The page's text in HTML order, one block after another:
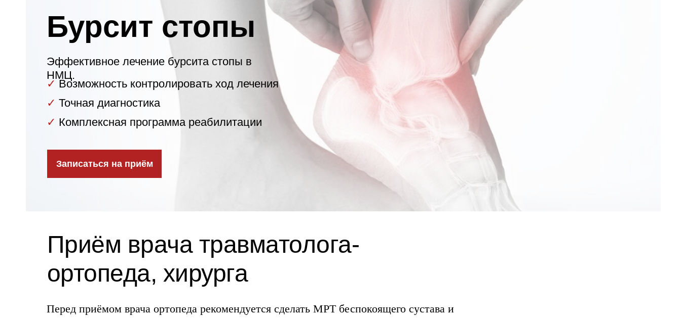
✓ Возможность контролировать ход лечения
Бурсит стопы
Эффективное лечение бурсита стопы в
НМЦ.
✓ Точная диагностика
✓ Комплексная программа реабилитации
Записаться на приём
Приём врача травматолога-
ортопеда, хирурга
Перед приёмом врача ортопеда рекомендуется сделать МРТ беспокоящего сустава и